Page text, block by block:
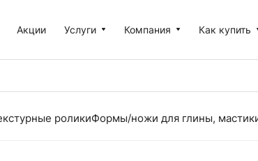
Акции Услуги Компания Как купить
роликиФормы/ножи для глины,